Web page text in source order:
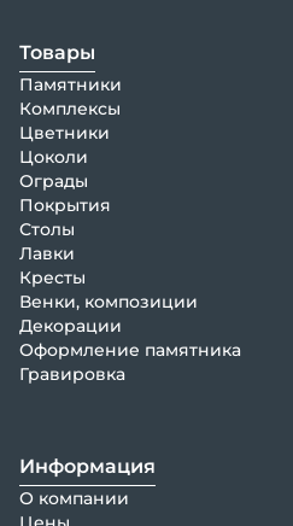
Товары
Памятники
Комплексы
Цветники
Цоколи
Ограды
Покрытия
Столы
Лавки
Кресты
Венки, композиции
Декорации
Оформление памятника
Гравировка
Информация
О компании